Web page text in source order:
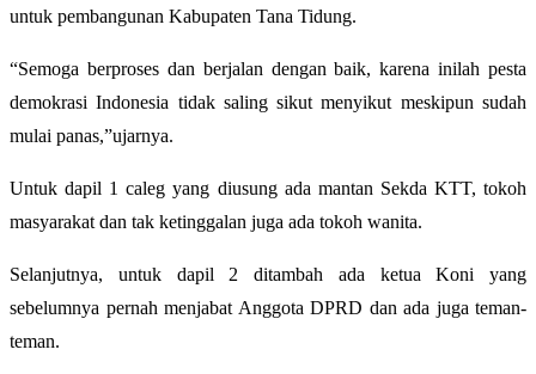
untuk pembangunan Kabupaten Tana Tidung.
“Semoga berproses dan berjalan dengan baik, karena inilah pesta
demokrasi Indonesia tidak saling sikut menyikut meskipun sudah
mulai panas,”ujarnya.
Untuk dapil 1 caleg yang diusung ada mantan Sekda KTT, tokoh
masyarakat dan tak ketinggalan juga ada tokoh wanita.
Selanjutnya, untuk dapil 2 ditambah ada ketua Koni yang
sebelumnya pernah menjabat Anggota DPRD dan ada juga teman-
teman.